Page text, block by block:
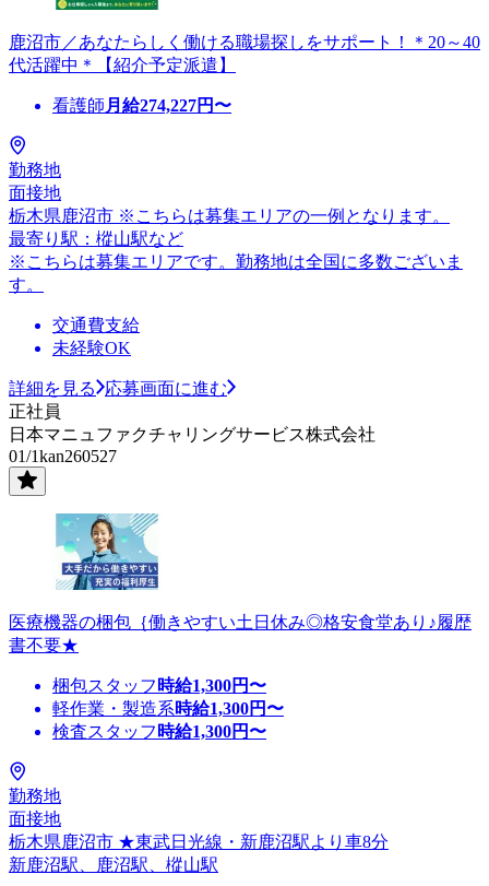
鹿沼市／あなたらしく働ける職場探しをサポート！＊20～40
代活躍中＊【紹介予定派遣】
看護師 月給274,227円〜
勤務地
面接地
栃木県鹿沼市 ※こちらは募集エリアの一例となります。
最寄り駅：樅山駅など
※こちらは募集エリアです。勤務地は全国に多数ございま
す。
交通費支給
未経験OK
詳細を見る
応募画面に進む
正社員
日本マニュファクチャリングサービス株式会社
01/1kan260527
医療機器の梱包｛働きやすい土日休み◎格安食堂あり♪履歴
書不要★
梱包スタッフ 時給1,300円〜
軽作業・製造系時給1,300円〜
検査スタッフ 時給1,300円〜
勤務地
面接地
栃木県鹿沼市 ★東武日光線・新鹿沼駅より車8分
新鹿沼駅、鹿沼駅、樅山駅